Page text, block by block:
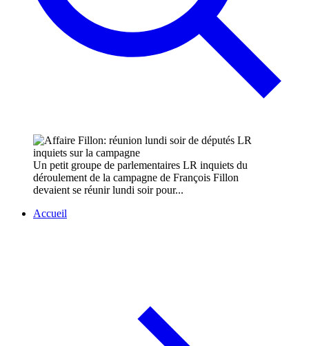
Un petit groupe de parlementaires LR inquiets du
déroulement de la campagne de François Fillon
devaient se réunir lundi soir pour...
Accueil